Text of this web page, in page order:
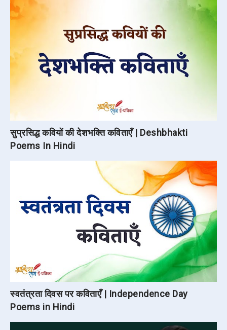
सुप्रसिद्ध कवियों की देशभक्ति कविताएँ | Deshbhakti
Poems In Hindi
स्वतंत्रता दिवस पर कविताएँ | Independence Day
Poems in Hindi